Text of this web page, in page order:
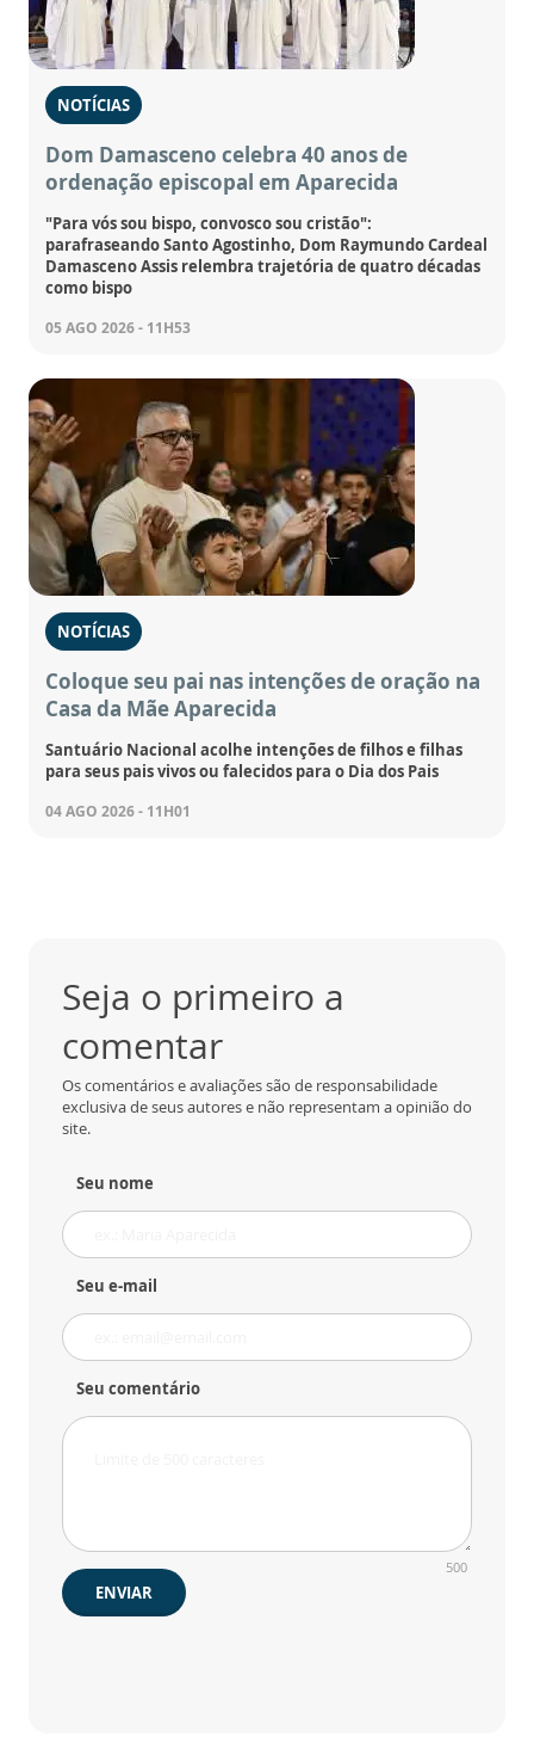
NOTÍCIAS
Dom Damasceno celebra 40 anos de
ordenação episcopal em Aparecida
"Para vós sou bispo, convosco sou cristão":
parafraseando Santo Agostinho, Dom Raymundo Cardeal
Damasceno Assis relembra trajetória de quatro décadas
como bispo
05 AGO 2026 - 11H53
NOTÍCIAS
Coloque seu pai nas intenções de oração na
Casa da Mãe Aparecida
Santuário Nacional acolhe intenções de filhos e filhas
para seus pais vivos ou falecidos para o Dia dos Pais
04 AGO 2026 - 11H01
Seja o primeiro a
comentar
Os comentários e avaliações são de responsabilidade
exclusiva de seus autores e não representam a opinião do
site.
Seu nome
Seu e-mail
Seu comentário
500
ENVIAR